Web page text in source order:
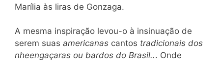
Marília às liras de Gonzaga.
A mesma inspiração levou-o à insinuação de
serem suas americanas cantos tradicionais dos
nheengaçaras ou bardos do Brasil... Onde